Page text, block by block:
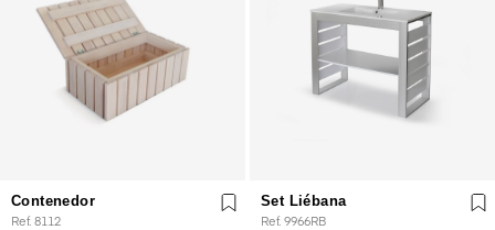
Contenedor
Ref. 8112
Set Liébana
Ref. 9966RB